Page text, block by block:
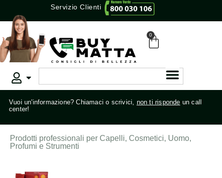
Servizio Clienti
0
Vuoi un'informazione? Chiamaci o scrivici, non ti risponde un call
center!
Prodotti professionali per Capelli, Cosmetici, Uomo,
Profumi e Strumenti